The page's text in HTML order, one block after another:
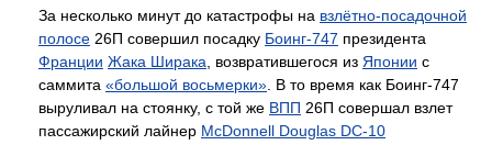
За несколько минут до катастрофы на взлётно-посадочной
полосе 26П совершил посадку Боинг-747 президента
Франции Жака Ширака, возвратившегося из Японии с
саммита «большой восьмерки». В то время как Боинг-747
выруливал на стоянку, с той же ВПП 26П совершал взлет
пассажирский лайнер McDonnell Douglas DC-10